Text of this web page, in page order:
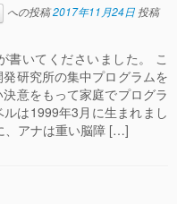
への投稿2017年11月24日 投稿
書いてくださいました。 こ
研究所の集中プログラムを
意をもって家庭でプログラ
は1999年3月に生まれまし
、アナは重い脳障 […]